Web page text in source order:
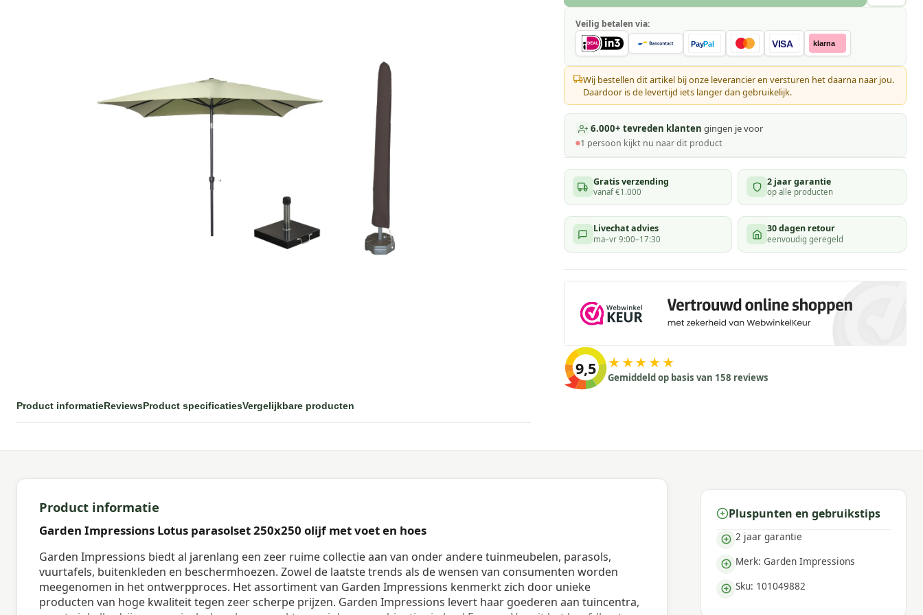
Product informatieReviewsProduct specificatiesVergelijkbare producten
Veilig betalen via:
PayPal VISA klarna
Wij bestellen dit artikel bij onze leverancier en versturen het daarna naar jou.
Daardoor is de levertijd iets langer dan gebruikelijk.
6.000+ tevreden klanten gingen je voor
1 persoon kijkt nu naar dit product
Gratis verzending
vanaf €1.000
2 jaar garantie
op alle producten
Livechat advies
ma–vr 9:00–17:30
30 dagen retour
eenvoudig geregeld
9,5 ★★★★★
Gemiddeld op basis van 158 reviews
Product informatie
Garden Impressions Lotus parasolset 250x250 olijf met voet en hoes
Garden Impressions biedt al jarenlang een zeer ruime collectie aan van onder andere tuinmeubelen, parasols,
vuurtafels, buitenkleden en beschermhoezen. Zowel de laatste trends als de wensen van consumenten worden
meegenomen in het ontwerpproces. Het assortiment van Garden Impressions kenmerkt zich door unieke
producten van hoge kwaliteit tegen zeer scherpe prijzen. Garden Impressions levert haar goederen aan tuincentra,
Pluspunten en gebruikstips
2 jaar garantie
Merk: Garden Impressions
Sku: 101049882